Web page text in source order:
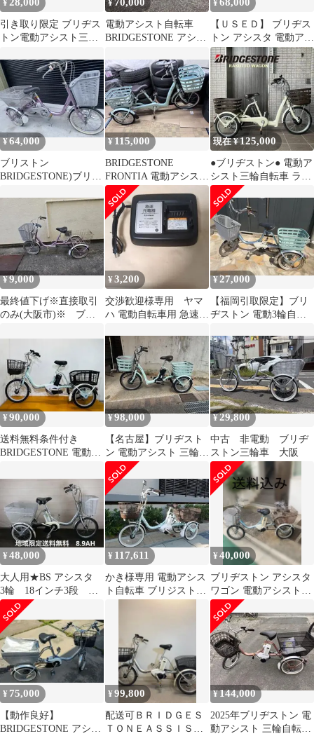
¥28,000
引き取り限定 ブリヂス
トン電動アシスト三輪
¥70,000
電動アシスト自転車
BRIDGESTONE アシス
¥68,000
【ＵＳＥＤ】 ブリヂス
トン アシスタ 電動アシ
スト三輪車 出品地 熊谷
市
¥64,000
ブリストン
BRIDGESTONE)ブリヂ
BW13 三輪自転車
¥115,000
BRIDGESTONE
FRONTIA 電動アシスト
三輪車
現在 ¥125,000
●ブリヂストン● 電動ア
シスト三輪自転車 ラク
ットワゴン 大容量 大型
バスケット
¥9,000
最終値下げ※直接取引
のみ(大阪市)※ ブリ
¥3,200
交渉歓迎様専用 ヤマ
ハ 電動自転車用 急速充
¥27,000
【福岡引取限定】ブリ
ヂストン 電動3輪自転
テリー付
¥90,000
送料無料条件付き
BRIDGESTONE 電動ア
(18/16型)
¥98,000
【名古屋】ブリヂスト
ン 電動アシスト 三輪車
ミントグリーン
¥29,800
中古 非電動 ブリヂ
ストン三輪車 大阪
¥48,000
大人用★BS アシスタ
3輪 18インチ3段
8.9Ah（4点灯）充電器
あり
¥ 117,611
かき様専用 電動アシス
ト自転車 ブリジストン
¥40,000
ブリヂストン アシスタ
ワゴン 電動アシスト三
輪車 送料込み
¥ 75,000
【動作良好】
BRIDGESTONE アシス
¥99,800
配送可ＢＲＩＤＧＥＳ
ＴＯＮＥＡＳＳＩＳＴ
¥144,000
2025年ブリヂストン 電
動アシスト 三輪自転車